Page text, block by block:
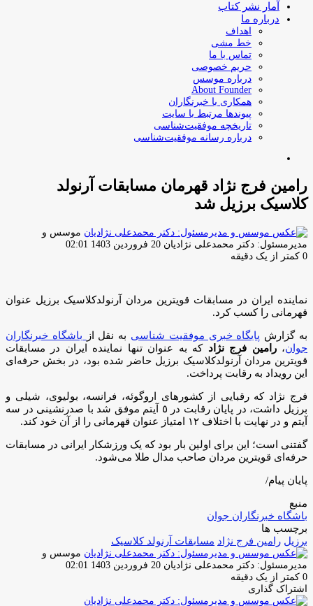
آمار نشر کتاب
درباره ما
اهداف
خط مشی
تماس با ما
حریم خصوصی
درباره موسس
About Founder
همکاری با خبرنگاران
پیوندها مرتبط با سایت
تاریخچه موفقیت‌شناسی
درباره رسانه موفقیت‌شناسی
رامین فرج نژاد قهرمان مسابقات آرنولد
کلاسیک برزیل شد
موسس و
مدیرمسئول: دکتر محمدعلی نژادیان ارسال
20 فروردین 1403 02:01
0 کمتر از یک دقیقه
نماینده ایران در مسابقات قویترین مردان آرنولدکلاسیک برزیل عنوان
قهرمانی را کسب کرد.
به گزارش پایگاه خبری موفقیت شناسی به نقل از
باشگاه خبرنگاران
جوان، رامین فرج نژاد که به عنوان تنها نماینده ایران در مسابقات
قویترین مردان آرنولدکلاسیک برزیل حاضر شده بود، در بخش حرفه‌ای
این رویداد به رقابت پرداخت.
فرج نژاد که رقبایی از کشور‌های اروگوئه، فرانسه، بولیوى، شیلى و
برزیل داشت، در پایان رقابت در ٥ آیتم موفق شد با صدرنشینى در سه
آیتم و در نهایت با اختلاف ١٢ امتیاز عنوان قهرمانى را از آن خود کند.
گفتنى است؛ این براى اولین بار بود که یک ورزشکار ایرانی در مسابقات
حرفه‌ای قویترین مردان صاحب مدال طلا می‌شود.
پایان پیام/
منبع
باشگاه خبرنگاران جوان
برچسب ها
برزیل رامین فرج نژاد مسابقات آرنولد کلاسیک
موسس و
مدیرمسئول: دکتر محمدعلی نژادیان ارسال
20 فروردین 1403 02:01
0 کمتر از یک دقیقه
اشتراک گذاری
فیس
توئیتر
لینکدین
واتس
تلگرام
اشتراک
چاپ